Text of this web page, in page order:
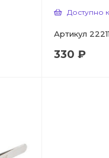
Доступно
Артикул
330 ₽